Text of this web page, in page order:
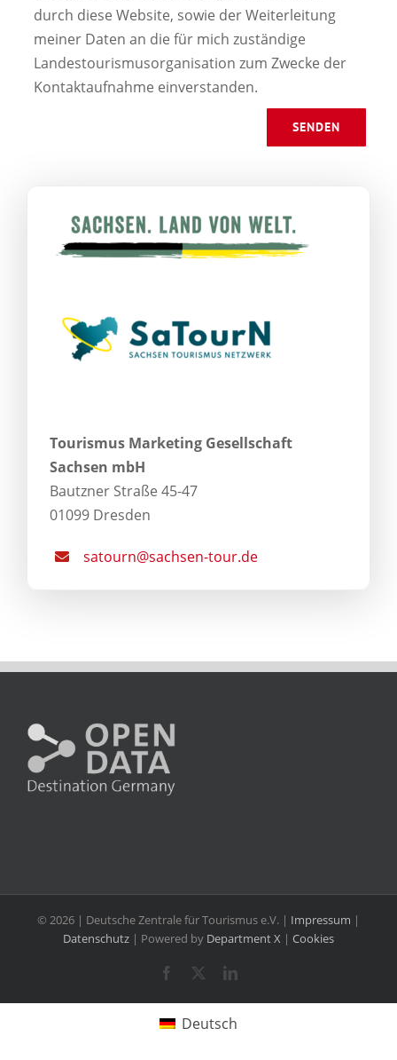
durch diese Website, sowie der Weiterleitung
meiner Daten an die für mich zuständige
Landestourismusorganisation zum Zwecke der
Kontaktaufnahme einverstanden.
Tourismus Marketing Gesellschaft
Sachsen mbH
Bautzner Straße 45-47
01099 Dresden
satourn@sachsen-tour.de
© 2026 | Deutsche Zentrale für Tourismus e.V. | Impressum |
Datenschutz | Powered by Department X | Cookies
Facebook LinkedIn
Deutsch